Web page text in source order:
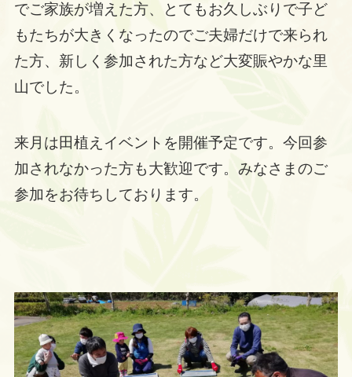
でご家族が増えた方、とてもお久しぶりで子ど
もたちが大きくなったのでご夫婦だけで来られ
た方、新しく参加された方など大変賑やかな里
山でした。
来月は田植えイベントを開催予定です。今回参
加されなかった方も大歓迎です。みなさまのご
参加をお待ちしております。